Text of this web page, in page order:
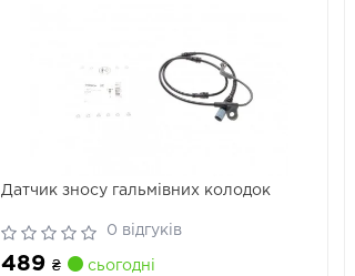
Датчик зносу гальмівних колодок
0 відгуків
489₴
сьогодні